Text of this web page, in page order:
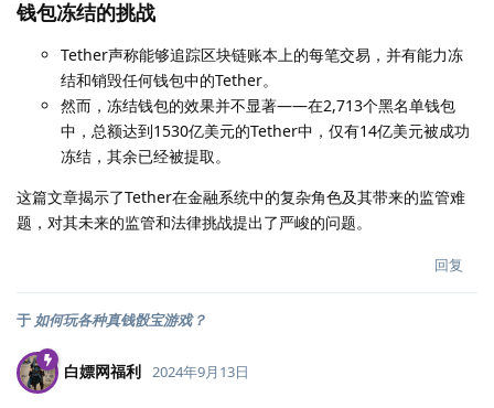
钱包冻结的挑战
Tether声称能够追踪区块链账本上的每笔交易，并有能力冻
结和销毁任何钱包中的Tether。
然而，冻结钱包的效果并不显著——在2,713个黑名单钱包
中，总额达到1530亿美元的Tether中，仅有14亿美元被成功
冻结，其余已经被提取。
这篇文章揭示了Tether在金融系统中的复杂角色及其带来的监管难
题，对其未来的监管和法律挑战提出了严峻的问题。
回复
于 如何玩各种真钱骰宝游戏？
白嫖网福利 2024年9月13日